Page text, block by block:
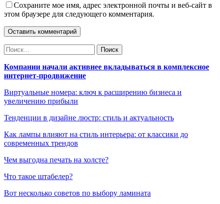
Сохраните мое имя, адрес электронной почты и веб-сайт в
этом браузере для следующего комментария.
Компании начали активнее вкладываться в комплексное
интернет-продвижение
Виртуальные номера: ключ к расширению бизнеса и
увеличению прибыли
Тенденции в дизайне люстр: стиль и актуальность
Как лампы влияют на стиль интерьера: от классики до
современных трендов
Чем выгодна печать на холсте?
Что такое штабелер?
Вот несколько советов по выбору ламината